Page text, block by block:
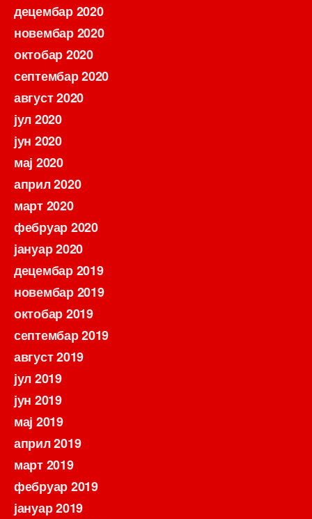
децембар 2020
новембар 2020
октобар 2020
септембар 2020
август 2020
јул 2020
јун 2020
мај 2020
април 2020
март 2020
фебруар 2020
јануар 2020
децембар 2019
новембар 2019
октобар 2019
септембар 2019
август 2019
јул 2019
јун 2019
мај 2019
април 2019
март 2019
фебруар 2019
јануар 2019